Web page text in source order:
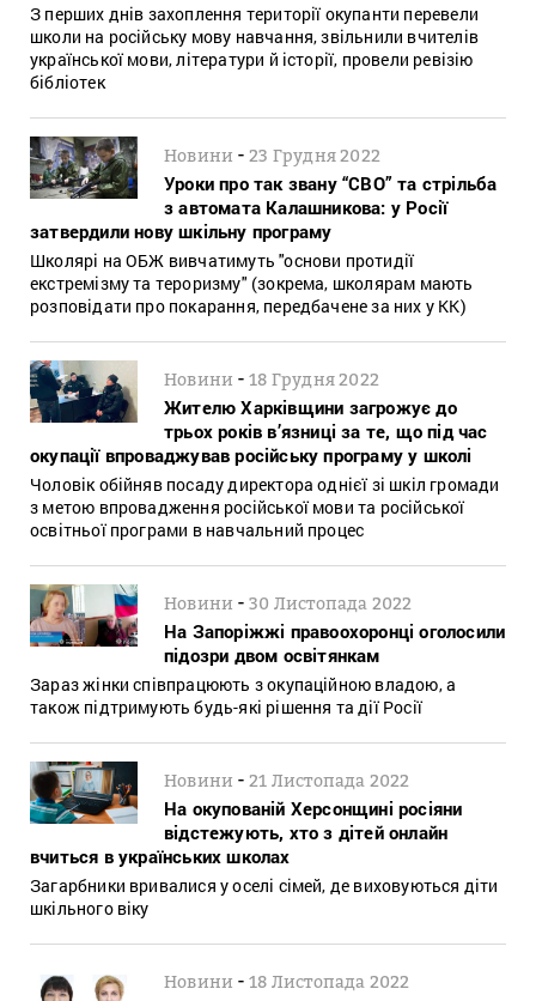
З перших днів захоплення території окупанти перевели
школи на російську мову навчання, звільнили вчителів
української мови, літератури й історії, провели ревізію
бібліотек
Новини -23 Грудня 2022
Уроки про так звану “СВО” та стрільба
з автомата Калашникова: у Росії
затвердили нову шкільну програму
Школярі на ОБЖ вивчатимуть "основи протидії
екстремізму та тероризму" (зокрема, школярам мають
розповідати про покарання, передбачене за них у КК)
Новини -18 Грудня 2022
Жителю Харківщини загрожує до
трьох років в’язниці за те, що під час
окупації впроваджував російську програму у школі
Чоловік обійняв посаду директора однієї зі шкіл громади
з метою впровадження російської мови та російської
освітньої програми в навчальний процес
Новини -30 Листопада 2022
На Запоріжжі правоохоронці оголосили
підозри двом освітянкам
Зараз жінки співпрацюють з окупаційною владою, а
також підтримують будь-які рішення та дії Росії
Новини -21 Листопада 2022
На окупованій Херсонщині росіяни
відстежують, хто з дітей онлайн
вчиться в українських школах
Загарбники вривалися у оселі сімей, де виховуються діти
шкільного віку
Новини -18 Листопада 2022